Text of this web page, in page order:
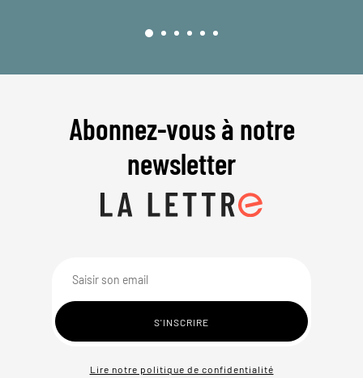
Abonnez-vous à notre
newsletter
Lire notre politique de confidentialité